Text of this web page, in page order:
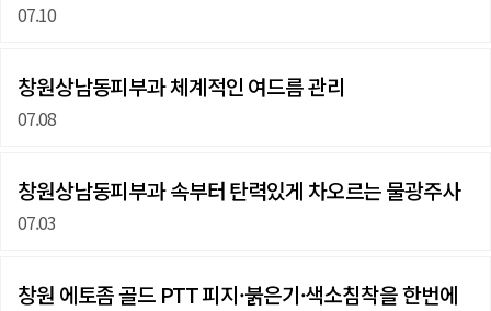
07.10
창원상남동피부과 체계적인 여드름 관리
07.08
창원상남동피부과 속부터 탄력있게 차오르는 물광주사
07.03
창원 에토좀 골드 PTT 피지·붉은기·색소침착을 한번에